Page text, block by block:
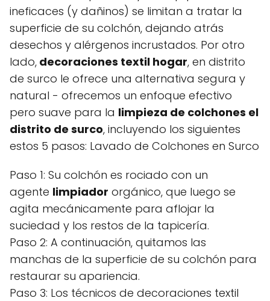
ineficaces (y dañinos) se limitan a tratar la
superficie de su colchón, dejando atrás
desechos y alérgenos incrustados. Por otro
lado, decoraciones textil hogar, en distrito
de surco le ofrece una alternativa segura y
natural - ofrecemos un enfoque efectivo
pero suave para la limpieza de colchones el
distrito de surco, incluyendo los siguientes
estos 5 pasos: Lavado de Colchones en Surco
Paso 1: Su colchón es rociado con un
agente limpiador orgánico, que luego se
agita mecánicamente para aflojar la
suciedad y los restos de la tapicería.
Paso 2: A continuación, quitamos las
manchas de la superficie de su colchón para
restaurar su apariencia.
Paso 3: Los técnicos de decoraciones textil